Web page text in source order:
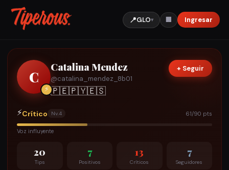
📍GLO▾ 🏢 Ingresar
C
⚡
Catalina Mendez
@catalina_mendez_8b01
🇵🇪🇵🇾🇪🇸
+ Seguir
⚡Crítico Nv.4 61/90 pts
Voz influyente
20
Tips
7
Positivos
13
Críticos
7
Seguidores